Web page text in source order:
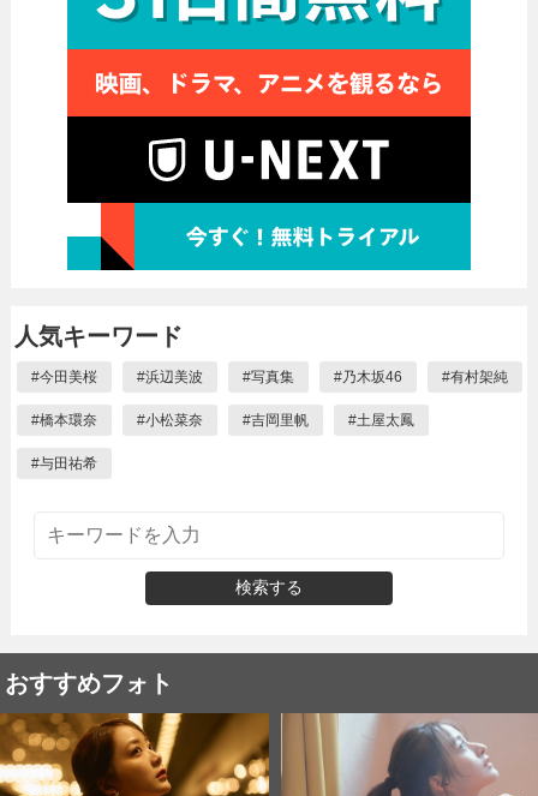
人気キーワード
#今田美桜 #浜辺美波 #写真集 #乃木坂46 #有村架純
#橋本環奈 #小松菜奈 #吉岡里帆 #土屋太鳳
#与田祐希
検索する
おすすめフォト